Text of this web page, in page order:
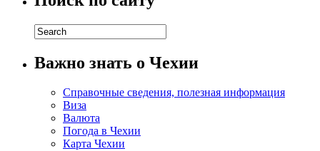
Важно знать о Чехии
Справочные сведения, полезная информация
Виза
Валюта
Погода в Чехии
Карта Чехии